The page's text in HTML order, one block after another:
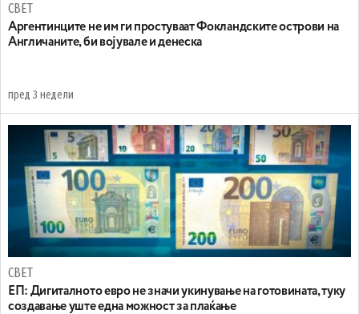
СВЕТ
Аргентинците не им ги простуваат Фокландските острови на
Англичаните, би војувале и денеска
пред 3 недели
СВЕТ
ЕП: Дигиталното евро не значи укинување на готовината, туку
создавање уште една можност за плаќање